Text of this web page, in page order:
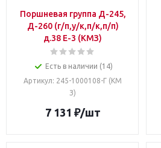
Поршневая группа Д-245,
Д-260 (г/п,у/к,п/к,п/п)
д.38 Е-3 (КМЗ)
Есть в наличии (14)
Артикул: 245-1000108-Г (КМ
З)
7 131 ₽/шт